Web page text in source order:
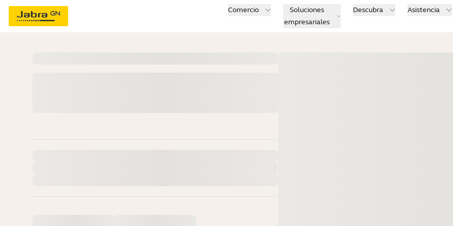
Comercio
Soluciones
empresariales
Descubra Asistencia